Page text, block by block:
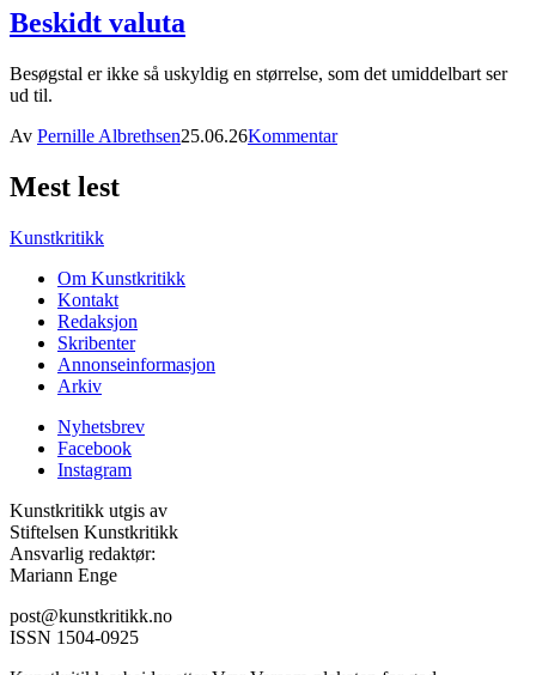
Beskidt valuta
Besøgstal er ikke så uskyldig en størrelse, som det umiddelbart ser
ud til.
Av Pernille Albrethsen25.06.26Kommentar
Mest lest
Kunstkritikk
Om Kunstkritikk
Kontakt
Redaksjon
Skribenter
Annonseinformasjon
Arkiv
Nyhetsbrev
Facebook
Instagram
Kunstkritikk utgis av
Stiftelsen Kunstkritikk
Ansvarlig redaktør:
Mariann Enge
post@kunstkritikk.no
ISSN 1504-0925